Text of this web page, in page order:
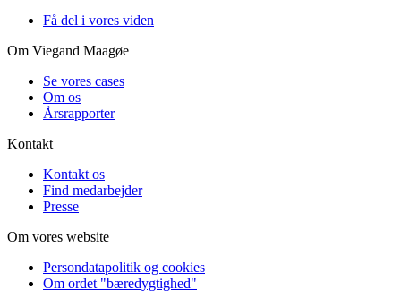
Få del i vores viden
Om Viegand Maagøe
Se vores cases
Om os
Årsrapporter
Kontakt
Kontakt os
Find medarbejder
Presse
Om vores website
Persondatapolitik og cookies
Om ordet "bæredygtighed"